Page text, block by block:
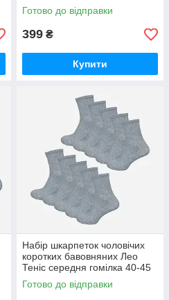
Готово до відправки
399 ₴
Купити
Набір шкарпеток чоловічих
коротких бавовняних Лео
Теніс середня гомілка 40-45
10 пар Сірий
Готово до відправки